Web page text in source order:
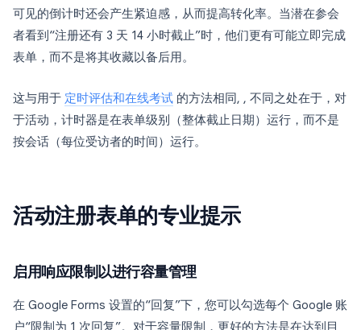
可见的倒计时还会产生紧迫感，从而提高转化率。当潜在参会
者看到“注册还有 3 天 14 小时截止”时，他们更有可能立即完成
表单，而不是将其收藏以备后用。
这与用于 定时评估和在线考试 的方法相同, , 不同之处在于，对
于活动，计时器是在表单级别（整体截止日期）运行，而不是
按会话（每位受访者的时间）运行。
活动注册表单的专业提示
启用响应限制以进行容量管理
在 Google Forms 设置的“回复”下，您可以勾选每个 Google 账
户“限制为 1 次回复”。对于容量限制，更好的方法是在达到目